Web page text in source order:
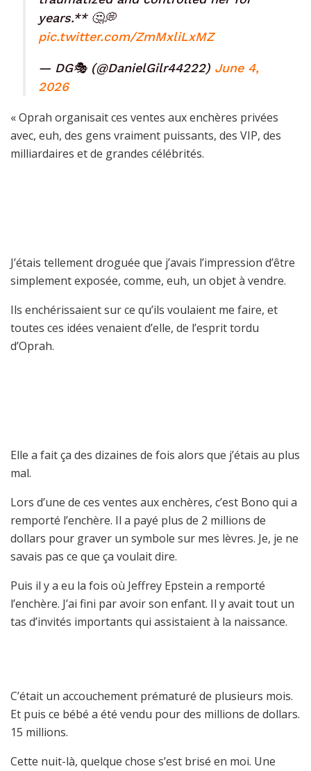
years.**​​​​​​​​​​​​​​​​​​​​​​​​​​​​​​​​​​​​​​​​​​​​​​​​​​ 🤔💭
pic.twitter.com/ZmMxliLxMZ
— DG🎭 (@DanielGilr44222) June 4,
2026
« Oprah organisait ces ventes aux enchères privées
avec, euh, des gens vraiment puissants, des VIP, des
milliardaires et de grandes célébrités.
J’étais tellement droguée que j’avais l’impression d’être
simplement exposée, comme, euh, un objet à vendre.
Ils enchérissaient sur ce qu’ils voulaient me faire, et
toutes ces idées venaient d’elle, de l’esprit tordu
d’Oprah.
Elle a fait ça des dizaines de fois alors que j’étais au plus
mal.
Lors d’une de ces ventes aux enchères, c’est Bono qui a
remporté l’enchère. Il a payé plus de 2 millions de
dollars pour graver un symbole sur mes lèvres. Je, je ne
savais pas ce que ça voulait dire.
Puis il y a eu la fois où Jeffrey Epstein a remporté
l’enchère. J’ai fini par avoir son enfant. Il y avait tout un
tas d’invités importants qui assistaient à la naissance.
C’était un accouchement prématuré de plusieurs mois.
Et puis ce bébé a été vendu pour des millions de dollars.
15 millions.
Cette nuit-là, quelque chose s’est brisé en moi. Une